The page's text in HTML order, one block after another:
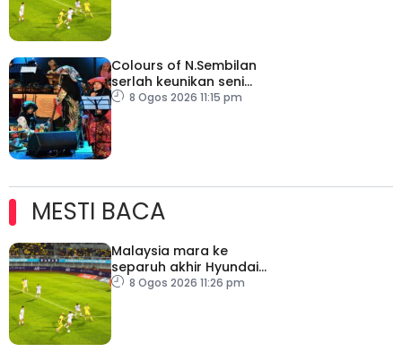
Colours of N.Sembilan
serlah keunikan seni
budaya negeri beradat
8 Ogos 2026 11:15 pm
MESTI BACA
Malaysia mara ke
separuh akhir Hyundai
ASEAN Cup
8 Ogos 2026 11:26 pm